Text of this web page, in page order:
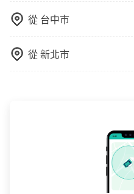
雙十等）能用更少的司機
低，如此便反應在服務品
站上的價格是動態的，一
從 台中市
從新北市